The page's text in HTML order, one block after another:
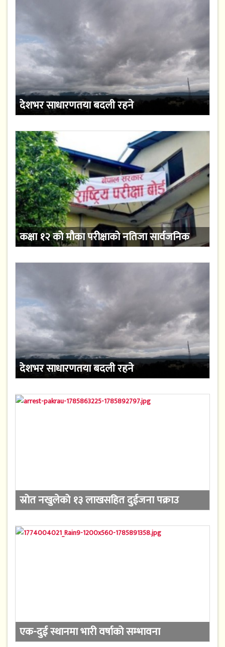
देशभर साधारणतया बदली रहने
कक्षा १२ को मौका परीक्षाको नतिजा सार्वजनिक
देशभर साधारणतया बदली रहने
स्रोत नखुलेको १३ लाखसहित दुईजना पक्राउ
एक-दुई स्थानमा भारी वर्षाको सम्भावना